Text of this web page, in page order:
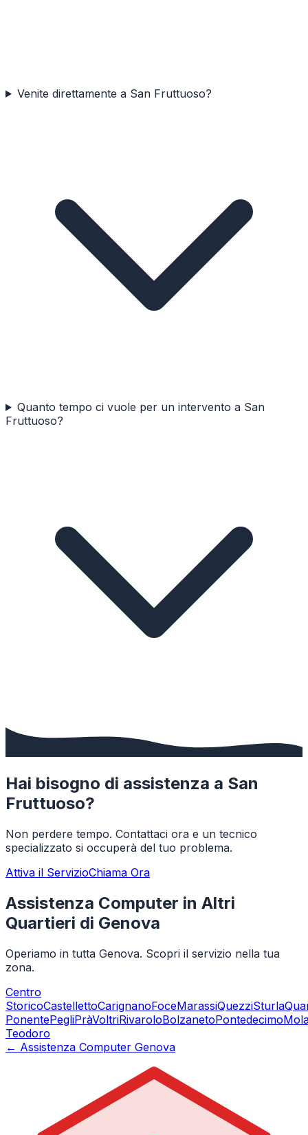
Venite direttamente a San Fruttuoso?
Quanto tempo ci vuole per un intervento a San
Fruttuoso?
Hai bisogno di assistenza a San
Fruttuoso?
Non perdere tempo. Contattaci ora e un tecnico
specializzato si occuperà del tuo problema.
Attiva il ServizioChiama Ora
Assistenza Computer in Altri
Quartieri di Genova
Operiamo in tutta Genova. Scopri il servizio nella tua
zona.
Centro
StoricoCastellettoCarignanoFoceMarassiQuezziSturla
PonentePegliPràVoltriRivaroloBolzanetoPontedecimo
Teodoro
← Assistenza Computer Genova